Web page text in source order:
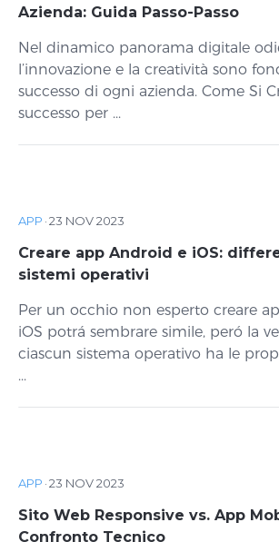
Azienda: Guida Passo-Passo
Nel dinamico panorama digitale
l’innovazione e la creatività sono
successo di ogni azienda. Come Si
successo per ...
APP ·23 NOV 2023
Creare app Android e iOS:
sistemi operativi
Per un occhio non esperto creare
iOS potrá sembrare simile, peró la
ciascun sistema operativo ha le
...
APP ·23 NOV 2023
Sito Web Responsive vs. App
Confronto Tecnico